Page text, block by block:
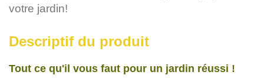
votre jardin!
Descriptif du produit
Tout ce qu'il vous faut pour un jardin réussi !